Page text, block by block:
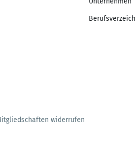
widerrufen